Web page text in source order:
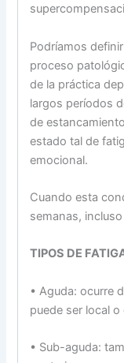
Podríamos
proceso
de la práctica
largos períodos
de
estado tal de
emocional.
Cuando esta
semanas,
TIPOS DE
• Aguda: ocurre
puede ser local o
• Sub-aguda: